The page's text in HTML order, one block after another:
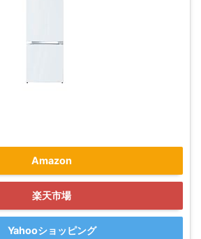
Amazon
楽天市場
Yahooショッピング